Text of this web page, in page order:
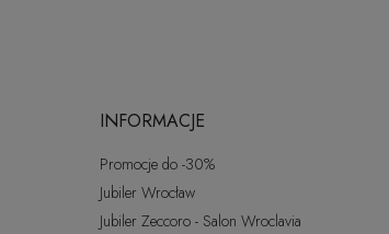
INFORMACJE
Promocje do -30%
Jubiler Wrocław
Jubiler Zeccoro - Salon Wroclavia